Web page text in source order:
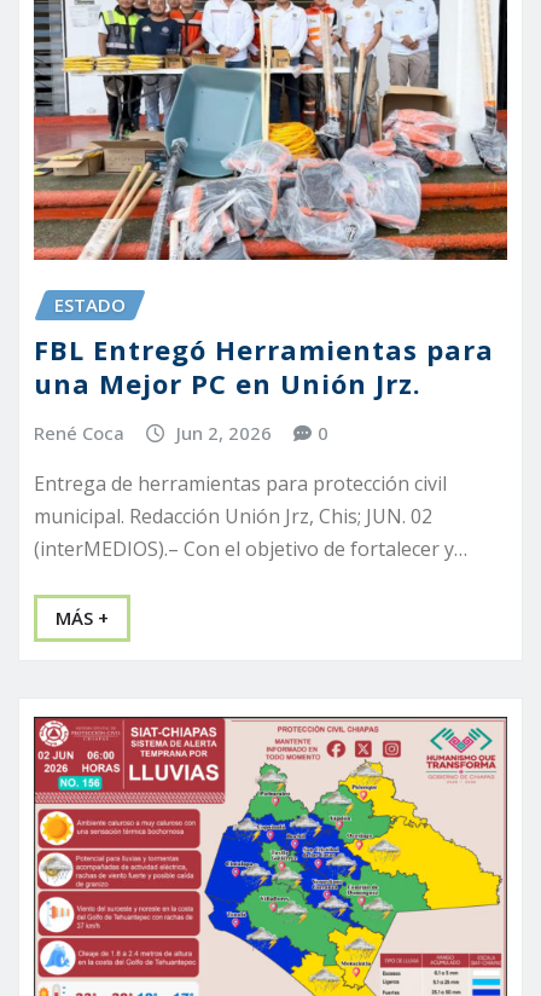
ESTADO
FBL Entregó Herramientas para
una Mejor PC en Unión Jrz.
René Coca Jun 2, 2026 0
Entrega de herramientas para protección civil
municipal. Redacción Unión Jrz, Chis; JUN. 02
(interMEDIOS).– Con el objetivo de fortalecer y…
MÁS +